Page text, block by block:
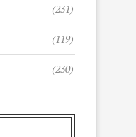
(231)
(119)
(230)